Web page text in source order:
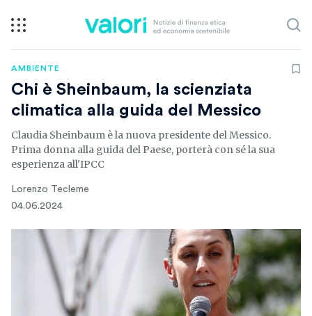
AMBIENTE
Chi è Sheinbaum, la scienziata
climatica alla guida del Messico
Claudia Sheinbaum è la nuova presidente del Messico.
Prima donna alla guida del Paese, porterà con sé la sua
esperienza all'IPCC
Lorenzo Tecleme
04.06.2024